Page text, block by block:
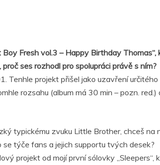
Fresh vol.3 – Happy Birthday Thomas“,
ses rozhodl pro spolupráci právě s ním?
Tenhle projekt přišel jako uzavření
rozsahu (album má 30 min – pozn. red.)
typickému zvuku Little Brother, chceš na
týče fans a jejich supportu tvých desek?
projekt od mojí první sólovky „Sleepers“,